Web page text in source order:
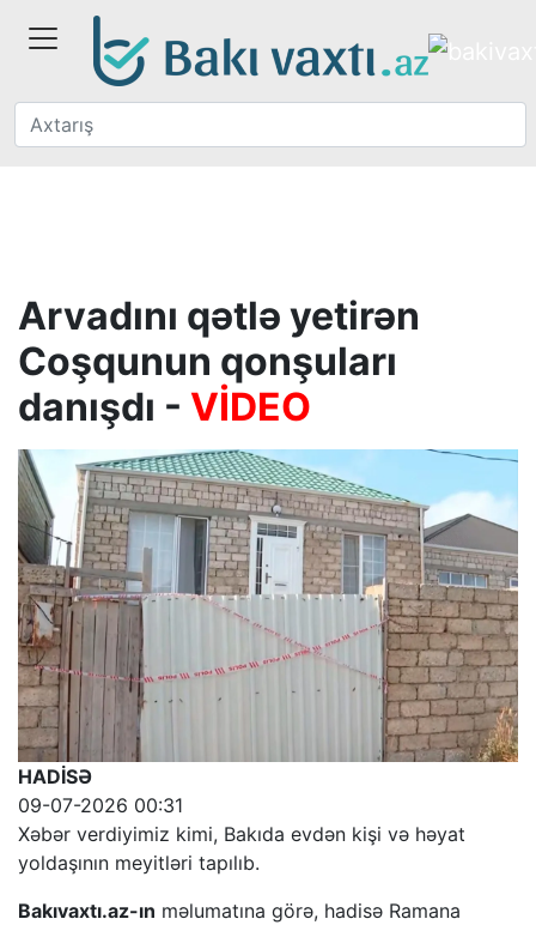
Arvadını qətlə yetirən
Coşqunun qonşuları
danışdı - VİDEO
HADİSƏ
09-07-2026 00:31
Xəbər verdiyimiz kimi, Bakıda evdən kişi və həyat
yoldaşının meyitləri tapılıb.
Bakıvaxtı.az-ın məlumatına görə, hadisə Ramana